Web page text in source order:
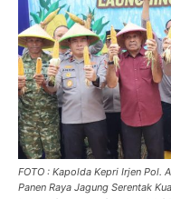
FOTO : Kapolda Kepri Irjen Pol.
Panen Raya Jagung Serentak